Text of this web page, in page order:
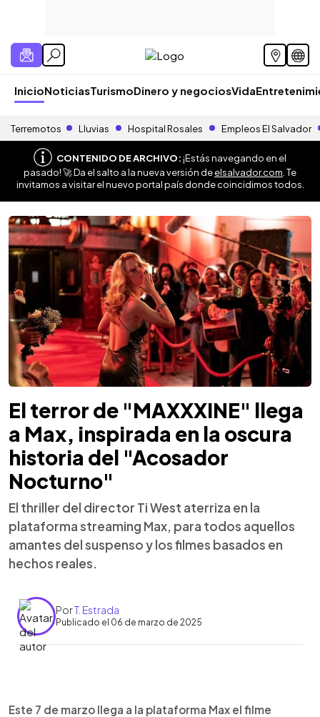
InicioNoticiasTurismoDinero y negociosVida
Terremotos Lluvias Hospital Rosales Empleos El Salvador
CONTENIDO DE ARCHIVO:¡Estás navegando en el
pasado! 🚀 Da el salto a la nueva versión deelsalvador.com . Te
invitamos a visitar el nuevo portal país donde coincidimos todos.
El terror de "MAXXXINE" llega
a Max, inspirada en la oscura
historia del "Acosador
Nocturno"
El thriller del director Ti West aterriza en la
plataforma streaming Max, para todos aquellos
amantes del suspenso y los filmes basados en
hechos reales.
PorT. Estrada
Publicado el 06 de marzo de 2025
► Escuchar artículo
Este 7 de marzo llega a la plataforma Max el filme